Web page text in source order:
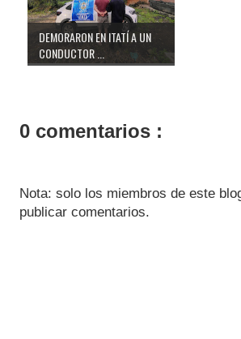
DEMORARON EN ITATÍ A UN
CONDUCTOR ...
0 comentarios :
Nota: solo los miembros de este
publicar comentarios.